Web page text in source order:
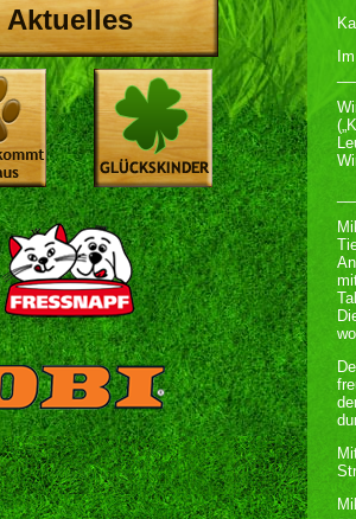
Aktuelles